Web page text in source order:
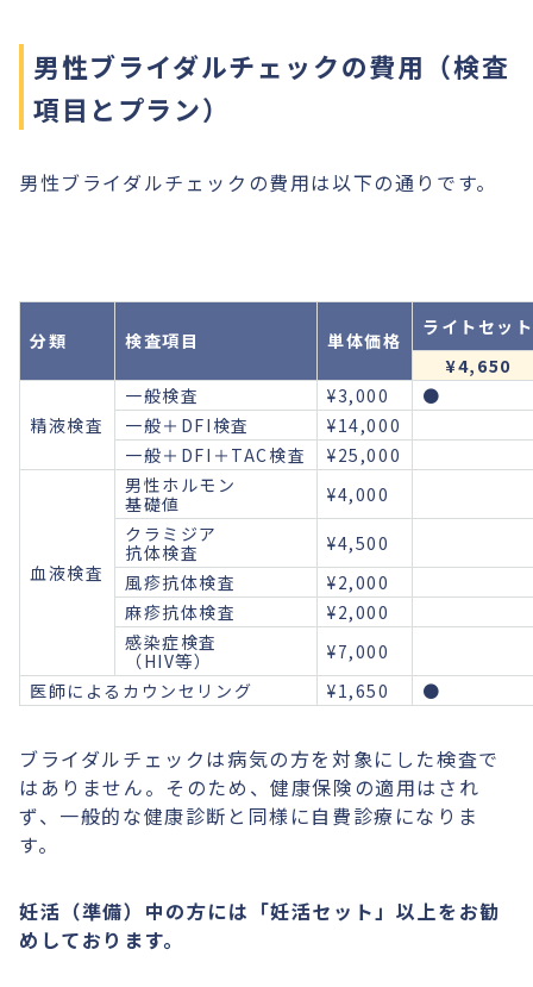
男性ブライダルチェックの費用（検査
項目とプラン）
男性ブライダルチェックの費用は以下の通りです。
分類 検査項目 単体価格
ライトセット
¥4,650
精液検査
一般検査 ¥3,000
●
一般＋DFI検査
¥14,000
一般＋DFI＋TAC検査
¥25,000
血液検査
男性ホルモン
基礎値
¥4,000
クラミジア
抗体検査
¥4,500
風疹抗体検査
¥2,000
麻疹抗体検査
¥2,000
感染症検査
（HIV等）
¥7,000
医師によるカウンセリング
¥1,650 ●
ブライダルチェックは病気の方を対象にした検査で
はありません。そのため、健康保険の適用はされ
ず、一般的な健康診断と同様に自費診療になりま
す。
妊活（準備）中の方には「妊活セット」以上をお勧
めしております。